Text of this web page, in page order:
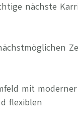
nächste
mit moderner
flexiblen